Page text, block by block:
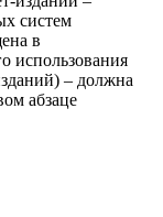
систем
в
использования
– должна
абзаце